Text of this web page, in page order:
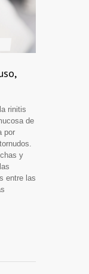
rinitis
de
por
y
entre las